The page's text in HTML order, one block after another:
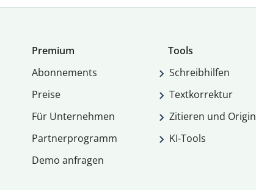
Premium
Abon­ne­ments
Preise
Für Unternehmen
Partnerprogramm
Demo anfragen
Tools
Schreibhilfen
Textkorrektur
Zitieren und
KI-Tools